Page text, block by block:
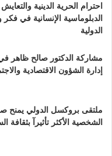
احترام الحرية الدينية
الدبلوماسية الإنسانية في
الدولية
مشاركة الدكتور صالح ظاهر
إدارة الشؤون الاقتصادية
ملتقى بروكسل الدولي يمنح
الشخصية الأكثر تأثيرآ بثقافة